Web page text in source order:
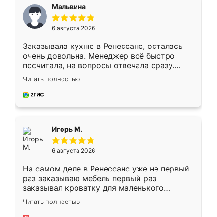
Мальвина
6 августа 2026
Заказывала кухню в Ренессанс, осталась
очень довольна. Менеджер всё быстро
посчитала, на вопросы отвечала сразу.
Замерщик приехал в субботу, подошёл к
делу со всей ответственностью. Собрали
за день, ребята работали аккуратно, даже
Читать полностью
Игорь М.
6 августа 2026
На самом деле в Ренессанс уже не первый
раз заказываю мебель первый раз
заказывал кроватку для маленького
ребёнка при его рождении ,во второй раз
заказал шкаф-купе. По качеству очень
Читать полностью